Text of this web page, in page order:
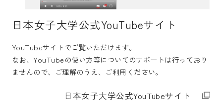
日本女子大学公式YouTubeサイト
YouTubeサイトでご覧いただけます。
なお、YouTubeの使い方等についてのサポートは行っており
ませんので、ご理解のうえ、ご利用ください。
日本女子大学公式YouTubeサイト